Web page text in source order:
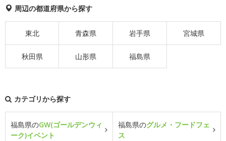
周辺の都道府県から探す
東北 青森県 岩手県 宮城県
秋田県 山形県 福島県
カテゴリから探す
福島県のGW(ゴールデンウィ
ーク)イベント
福島県のグルメ・フードフェ
ス